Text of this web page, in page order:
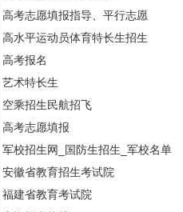
高考志愿填报指导、平行志愿
高水平运动员体育特长生招生
高考报名
艺术特长生
空乘招生民航招飞
高考志愿填报
军校招生网_国防生招生_军校名单
安徽省教育招生考试院
福建省教育考试院